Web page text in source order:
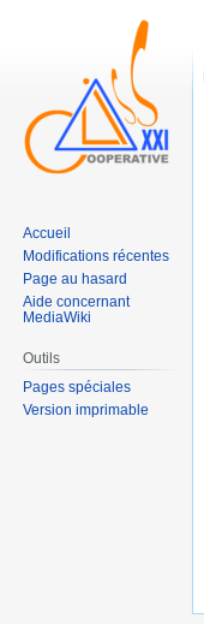
Accueil
Modifications récentes
Page au hasard
Aide concernant
MediaWiki
Outils
Pages spéciales
Version imprimable